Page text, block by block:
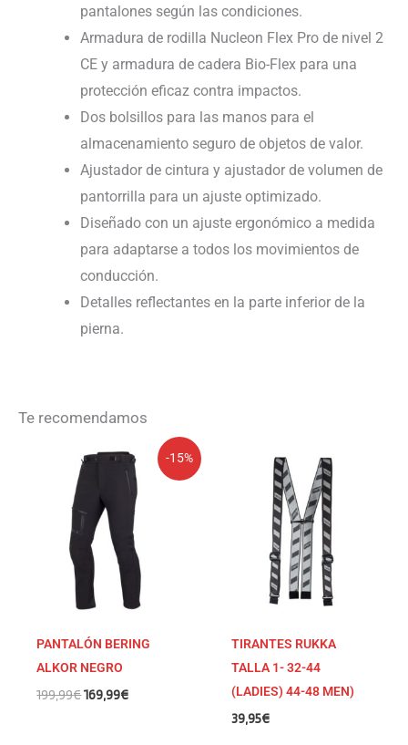
pantalones según las condiciones.
Armadura de rodilla Nucleon Flex Pro de nivel 2
CE y armadura de cadera Bio-Flex para una
protección eficaz contra impactos.
Dos bolsillos para las manos para el
almacenamiento seguro de objetos de valor.
Ajustador de cintura y ajustador de volumen de
pantorrilla para un ajuste optimizado.
Diseñado con un ajuste ergonómico a medida
para adaptarse a todos los movimientos de
conducción.
Detalles reflectantes en la parte inferior de la
pierna.
Te recomendamos
-15%
PANTALÓN BERING
ALKOR NEGRO
199,99€
El
precio
era:
199,99€.
169,99€
El
precio
actual
es:
169,99€.
TIRANTES RUKKA
TALLA 1- 32-44
(LADIES) 44-48 MEN)
39,95€